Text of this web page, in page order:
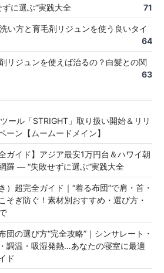
に選ぶ”実践大全 71
い方と育毛剤リジュンを使う良いタイ
64
リジュンを使えば治るの？白髪との関
63
ール「STRIGHT」取り扱い開始＆リリ
ーン【ムームードメイン】
ガイド】アジア最安1万円台＆ハワイ朝
羅 ― “失敗せずに選ぶ”実践大全
）超完全ガイド｜“着る布団”で肩・首・
そぎ防ぐ！素材別おすすめ・選び方・
団の選び方“完全攻略”｜シンサレート・
調温・吸湿発熱…あなたの寝室に最適
ド